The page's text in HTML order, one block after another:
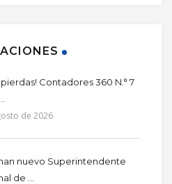
pierdas! Contadores 360 N.° 7
de 2026
nuevo Superintendente
de ...